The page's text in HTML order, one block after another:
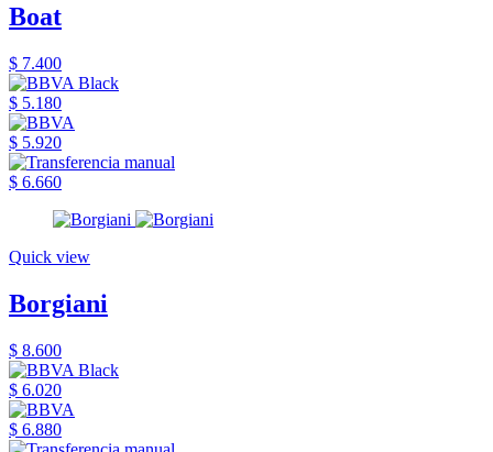
Boat
$ 7.400
$ 5.180
$ 5.920
$ 6.660
Quick view
Borgiani
$ 8.600
$ 6.020
$ 6.880